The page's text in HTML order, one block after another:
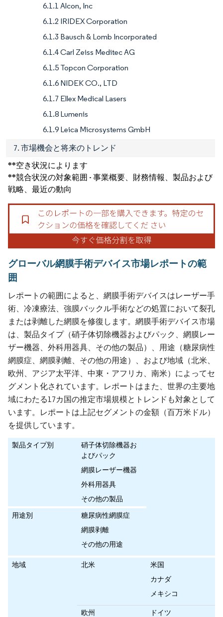
6.1.1 Alcon, Inc
6.1.2 IRIDEX Corporation
6.1.3 Bausch & Lomb Incorporated
6.1.4 Carl Zeiss Meditec AG
6.1.5 Topcon Corporation
6.1.6 NIDEK CO., LTD
6.1.7 Ellex Medical Lasers
6.1.8 Lumenis
6.1.9 Leica Microsystems GmbH
7. 市場機会と将来のトレンド
**空き状況によります
**競合状況の対象範囲 - 事業概要、財務情報、製品および
戦略、最近の動向
グローバル網膜手術デバイス市場レポートの範
囲
レポートの範囲によると、網膜手術デバイスはレーザー手
術、冷凍療法、強膜バックル手術などの処置において裂孔
または剥離した網膜を修復します。網膜手術デバイス市場
は、製品タイプ（硝子体切除機器およびパック、網膜レー
ザー機器、外科用器具、その他の製品）、用途（糖尿病性
網膜症、網膜剥離、その他の用途）、および地域（北米、
欧州、アジア太平洋、中東・アフリカ、南米）によってセ
グメント化されています。レポートはまた、世界の主要地
域にわたる17カ国の推定市場規模とトレンドも対象として
います。レポートは上記セグメントの金額（百万米ドル）
を提供しています。
製品タイプ別
硝子体切除機器お
よびパック
網膜レーザー機器
外科用器具
その他の製品
用途別
糖尿病性網膜症
網膜剥離
その他の用途
地域 北米
米国
カナダ
メキシコ
欧州 ドイツ